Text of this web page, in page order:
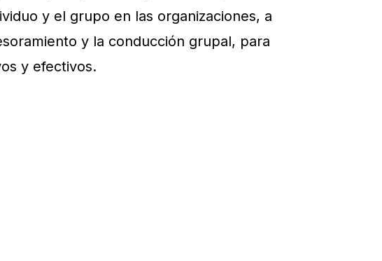
y el grupo en las organizaciones, a
y la conducción grupal, para
y efectivos.